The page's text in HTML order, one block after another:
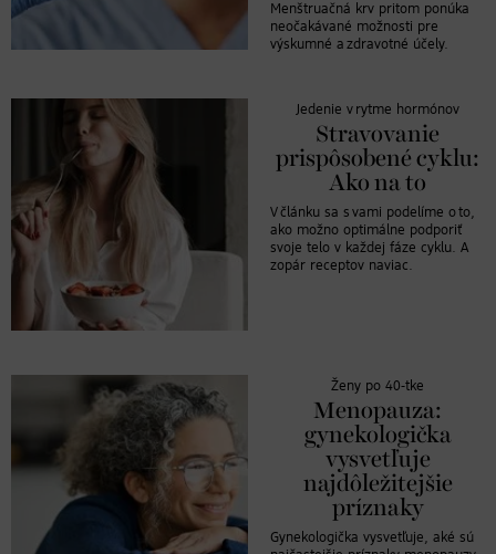
Menštruačná krv pritom ponúka
neočakávané možnosti pre
výskumné a zdravotné účely.
Jedenie v rytme hormónov
Stravovanie
prispôsobené cyklu:
Ako na to
V článku sa s vami podelíme o to,
ako možno optimálne podporiť
svoje telo v každej fáze cyklu. A
zopár receptov naviac.
Ženy po 40-tke
Menopauza:
gynekologička
vysvetľuje
najdôležitejšie
príznaky
Gynekologička vysvetľuje, aké sú